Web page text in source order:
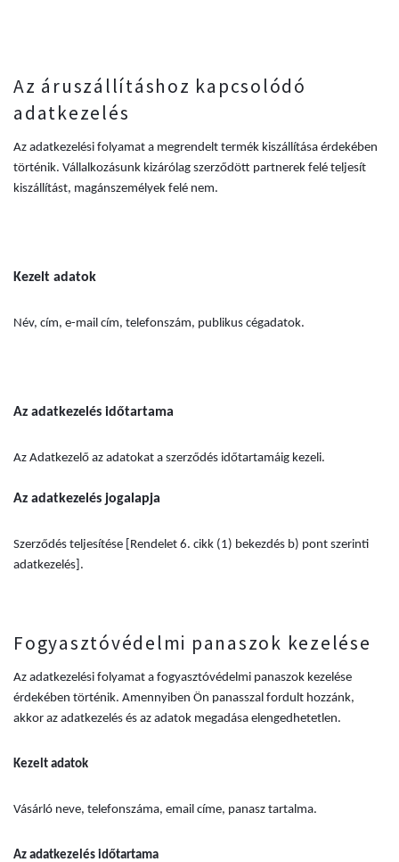
Az áruszállításhoz kapcsolódó
adatkezelés
Az adatkezelési folyamat a megrendelt termék kiszállítása érdekében
történik. Vállalkozásunk kizárólag szerződött partnerek felé teljesít
kiszállítást, magánszemélyek felé nem.
Kezelt adatok
Név, cím, e-mail cím, telefonszám, publikus cégadatok.
Az adatkezelés időtartama
Az Adatkezelő az adatokat a szerződés időtartamáig kezeli.
Az adatkezelés jogalapja
Szerződés teljesítése [Rendelet 6. cikk (1) bekezdés b) pont szerinti
adatkezelés].
Fogyasztóvédelmi panaszok kezelése
Az adatkezelési folyamat a fogyasztóvédelmi panaszok kezelése
érdekében történik. Amennyiben Ön panasszal fordult hozzánk,
akkor az adatkezelés és az adatok megadása elengedhetetlen.
Kezelt adatok
Vásárló neve, telefonszáma, email címe, panasz tartalma.
Az adatkezelés időtartama